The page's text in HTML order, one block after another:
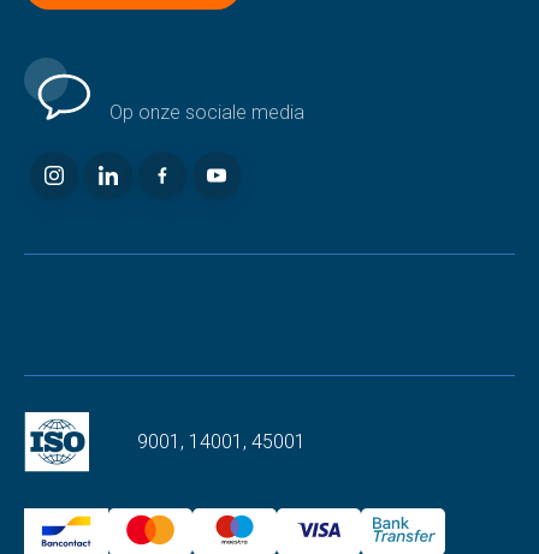
Op onze sociale media
9001, 14001, 45001